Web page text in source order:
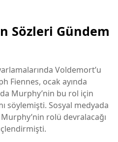
Sözleri Gündem
Voldemort’u
Fiennes, ocak ayında
Murphy’nin bu rol için
söylemişti. Sosyal medyada
Murphy’nin rolü devralacağı